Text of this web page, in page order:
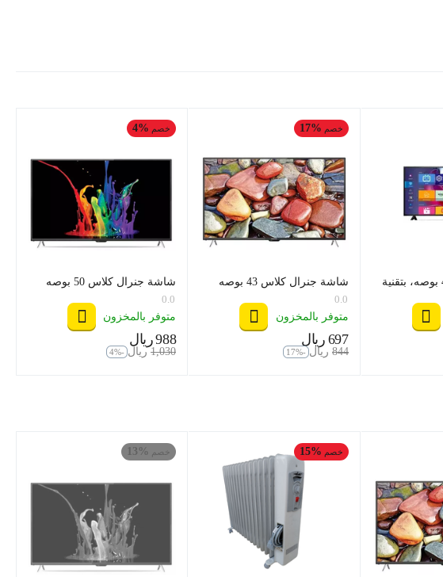
شاشة امبكس 42 بوصه، بتقنية
خصم 17%
شاشة جنرال كلاس 43 بوصه
اسمارت ، موديل 43US8000
0.0
متوفر بالمخزون
ريال ‍697‍
ريال ‍844‍
-17%
خصم 4%
شاشة جنرال كلاس 50 بوصه
اسمارت ، ويب
0.0
متوفر بالمخزون
ريال ‎‍988‍
ريال ‎1,030
-4%
خصم 15% خصم 13%